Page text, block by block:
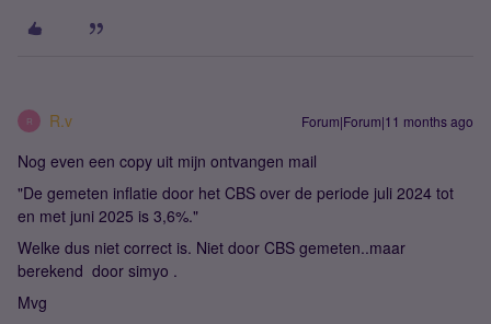
R R.v Forum|Forum|11 months ago
Nog even een copy uit mijn ontvangen mail
"De gemeten inflatie door het CBS over de periode juli 2024 tot
en met juni 2025 is 3,6%."
Welke dus niet correct is. Niet door CBS gemeten..maar
berekend door simyo .
Mvg